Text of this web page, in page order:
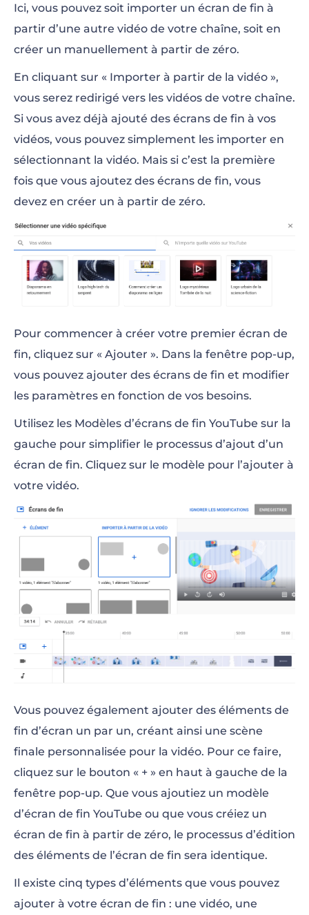
Ici, vous pouvez soit importer un écran de fin à
partir d’une autre vidéo de votre chaîne, soit en
créer un manuellement à partir de zéro.
En cliquant sur « Importer à partir de la vidéo »,
vous serez redirigé vers les vidéos de votre chaîne.
Si vous avez déjà ajouté des écrans de fin à vos
vidéos, vous pouvez simplement les importer en
sélectionnant la vidéo. Mais si c’est la première
fois que vous ajoutez des écrans de fin, vous
devez en créer un à partir de zéro.
Pour commencer à créer votre premier écran de
fin, cliquez sur « Ajouter ». Dans la fenêtre pop-up,
vous pouvez ajouter des écrans de fin et modifier
les paramètres en fonction de vos besoins.
Utilisez les Modèles d’écrans de fin YouTube sur la
gauche pour simplifier le processus d’ajout d’un
écran de fin. Cliquez sur le modèle pour l’ajouter à
votre vidéo.
Vous pouvez également ajouter des éléments de
fin d’écran un par un, créant ainsi une scène
finale personnalisée pour la vidéo. Pour ce faire,
cliquez sur le bouton « + » en haut à gauche de la
fenêtre pop-up. Que vous ajoutiez un modèle
d’écran de fin YouTube ou que vous créiez un
écran de fin à partir de zéro, le processus d’édition
des éléments de l’écran de fin sera identique.
Il existe cinq types d’éléments que vous pouvez
ajouter à votre écran de fin : une vidéo, une